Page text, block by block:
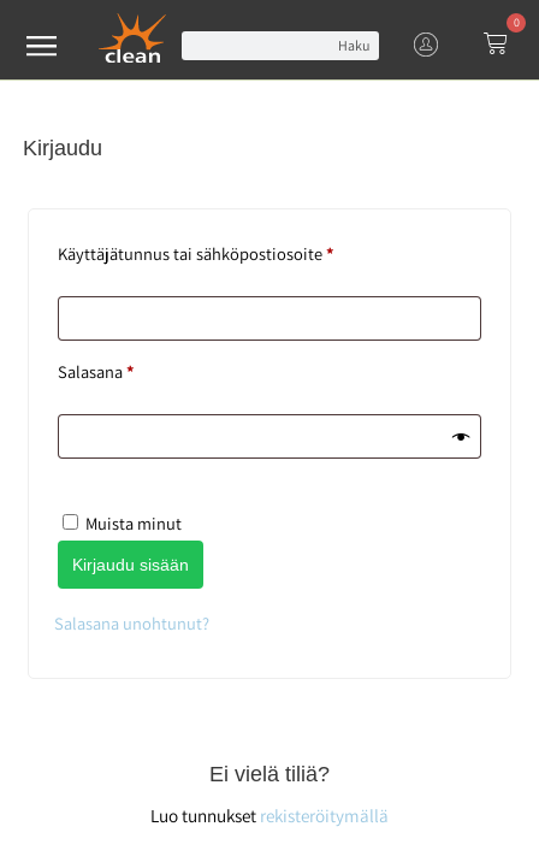
Haku
0
Kirjaudu
Käyttäjätunnus tai sähköpostiosoite*
Salasana*
Muista minut
Kirjaudu sisään
Salasana unohtunut?
Ei vielä tiliä?
Luo tunnukset rekisteröitymällä